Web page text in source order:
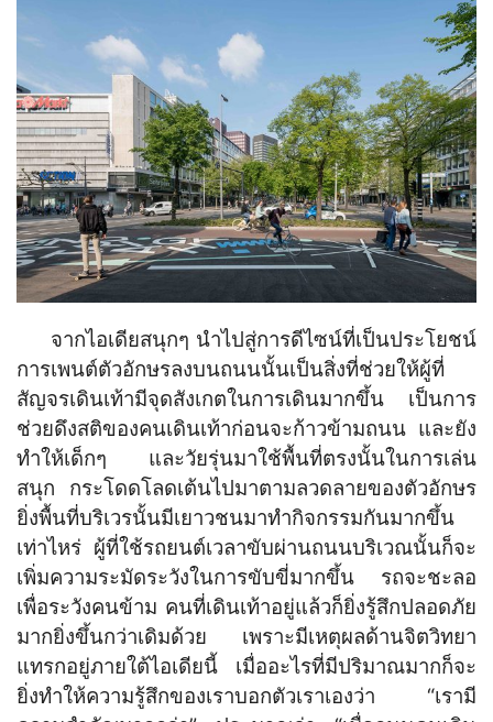
จากไอเดียสนุกๆ นำไปสู่การดีไซน์ที่เป็นประโยชน์
การเพนต์ตัวอักษรลงบนถนนนั้นเป็นสิ่งที่ช่วยให้ผู้ที่
สัญจรเดินเท้ามีจุดสังเกตในการเดินมากขึ้น เป็นการ
ช่วยดึงสติของคนเดินเท้าก่อนจะก้าวข้ามถนน และยัง
ทำให้เด็กๆ และวัยรุ่นมาใช้พื้นที่ตรงนั้นในการเล่น
สนุก กระโดดโลดเต้นไปมาตามลวดลายของตัวอักษร
ยิ่งพื้นที่บริเวรนั้นมีเยาวชนมาทำกิจกรรมกันมากขึ้น
เท่าไหร่ ผู้ที่ใช้รถยนต์เวลาขับผ่านถนนบริเวณนั้นก็จะ
เพิ่มความระมัดระวังในการขับขี่มากขึ้น รถจะชะลอ
เพื่อระวังคนข้าม คนที่เดินเท้าอยู่แล้วก็ยิ่งรู้สึกปลอดภัย
มากยิ่งขึ้นกว่าเดิมด้วย เพราะมีเหตุผลด้านจิตวิทยา
แทรกอยู่ภายใต้ไอเดียนี้ เมื่ออะไรที่มีปริมาณมากก็จะ
ยิ่งทำให้ความรู้สึกของเราบอกตัวเราเองว่า “เรามี